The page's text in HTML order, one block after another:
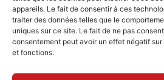
appareils. Le fait de consentir à ces
traiter des données telles que le
uniques sur ce site. Le fait de ne pas
consentement peut avoir un effet négatif
et fonctions.
Recensement militaire
Le journal de ma ville
Gestion des déchets